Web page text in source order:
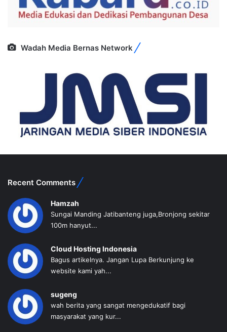
Wadah Media Bernas Network
Recent Comments
Hamzah
Sungai Manding Jatibanteng juga,Bronjong sekitar
100m hanyut...
Cloud Hosting Indonesia
Bagus artikelnya. Jangan Lupa Berkunjung ke
website kami yah...
sugeng
wah berita yang sangat mengedukatif bagi
masyarakat yang kur...